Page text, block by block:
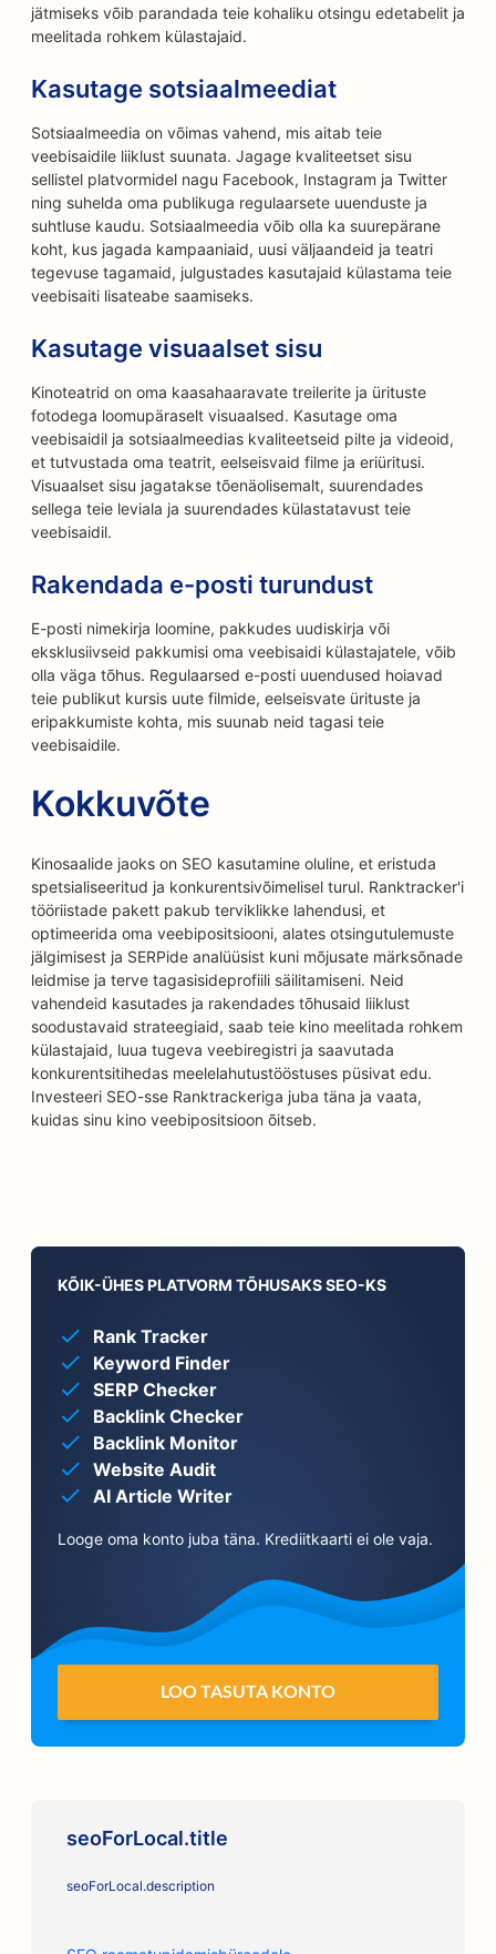
jätmiseks võib parandada teie kohaliku otsingu edetabelit ja
meelitada rohkem külastajaid.
Kasutage sotsiaalmeediat
Sotsiaalmeedia on võimas vahend, mis aitab teie
veebisaidile liiklust suunata. Jagage kvaliteetset sisu
sellistel platvormidel nagu Facebook, Instagram ja Twitter
ning suhelda oma publikuga regulaarsete uuenduste ja
suhtluse kaudu. Sotsiaalmeedia võib olla ka suurepärane
koht, kus jagada kampaaniaid, uusi väljaandeid ja teatri
tegevuse tagamaid, julgustades kasutajaid külastama teie
veebisaiti lisateabe saamiseks.
Kasutage visuaalset sisu
Kinoteatrid on oma kaasahaaravate treilerite ja ürituste
fotodega loomupäraselt visuaalsed. Kasutage oma
veebisaidil ja sotsiaalmeedias kvaliteetseid pilte ja videoid,
et tutvustada oma teatrit, eelseisvaid filme ja eriüritusi.
Visuaalset sisu jagatakse tõenäolisemalt, suurendades
sellega teie leviala ja suurendades külastatavust teie
veebisaidil.
Rakendada e-posti turundust
E-posti nimekirja loomine, pakkudes uudiskirja või
eksklusiivseid pakkumisi oma veebisaidi külastajatele, võib
olla väga tõhus. Regulaarsed e-posti uuendused hoiavad
teie publikut kursis uute filmide, eelseisvate ürituste ja
eripakkumiste kohta, mis suunab neid tagasi teie
veebisaidile.
Kokkuvõte
Kinosaalide jaoks on SEO kasutamine oluline, et eristuda
spetsialiseeritud ja konkurentsivõimelisel turul. Ranktracker'i
tööriistade pakett pakub terviklikke lahendusi, et
optimeerida oma veebipositsiooni, alates otsingutulemuste
jälgimisest ja SERPide analüüsist kuni mõjusate märksõnade
leidmise ja terve tagasisideprofiili säilitamiseni. Neid
vahendeid kasutades ja rakendades tõhusaid liiklust
soodustavaid strateegiaid, saab teie kino meelitada rohkem
külastajaid, luua tugeva veebiregistri ja saavutada
konkurentsitihedas meelelahutustööstuses püsivat edu.
Investeeri SEO-sse Ranktrackeriga juba täna ja vaata,
kuidas sinu kino veebipositsioon õitseb.
KÕIK-ÜHES PLATVORM TÕHUSAKS SEO-KS
Rank Tracker
Keyword Finder
SERP Checker
Backlink Checker
Backlink Monitor
Website Audit
AI Article Writer
Looge oma konto juba täna. Krediitkaarti ei ole vaja.
LOO TASUTA KONTO
seoForLocal.title
seoForLocal.description